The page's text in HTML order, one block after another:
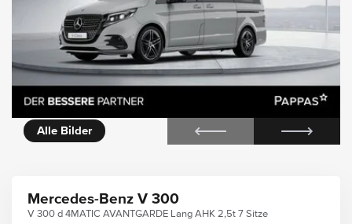
Alle Bilder
Mercedes-Benz V 300
V 300 d 4MATIC AVANTGARDE Lang AHK 2,5t 7 Sitze